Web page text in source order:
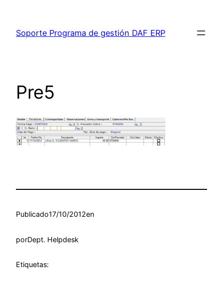
contenido
Soporte Programa de gestión DAF ERP
Pre5
Publicado17/10/2012en
porDept. Helpdesk
Etiquetas: